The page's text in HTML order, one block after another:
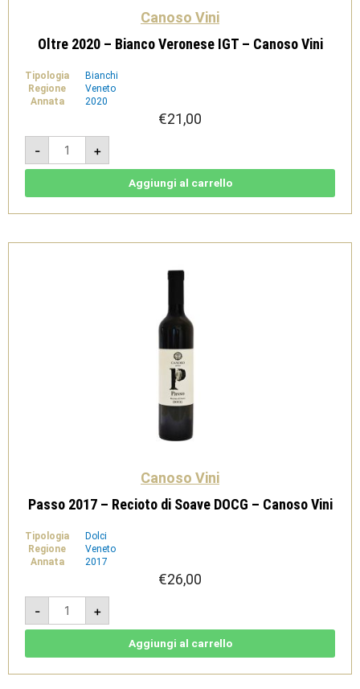
Canoso Vini
Oltre 2020 – Bianco Veronese IGT – Canoso Vini
Tipologia
Bianchi
Regione
Veneto
Annata
2020
€21,00
-
Oltre
2020
-
Bianco
Canoso
+
Aggiungi al carrello
Canoso Vini
Passo 2017 – Recioto di Soave DOCG – Canoso Vini
Tipologia
Dolci
Regione
Veneto
Annata
2017
€26,00
-
Passo
2017
-
Recioto
-
+
Aggiungi al carrello